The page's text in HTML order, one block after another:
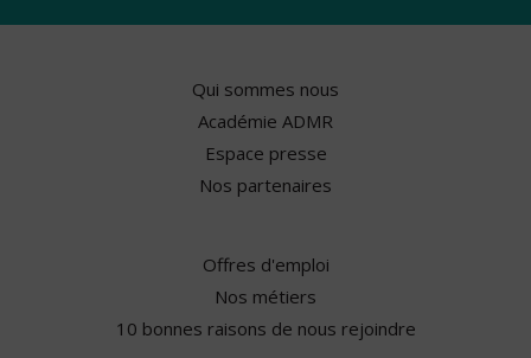
Qui sommes nous
Académie ADMR
Espace presse
Nos partenaires
Offres d'emploi
Nos métiers
10 bonnes raisons de nous rejoindre